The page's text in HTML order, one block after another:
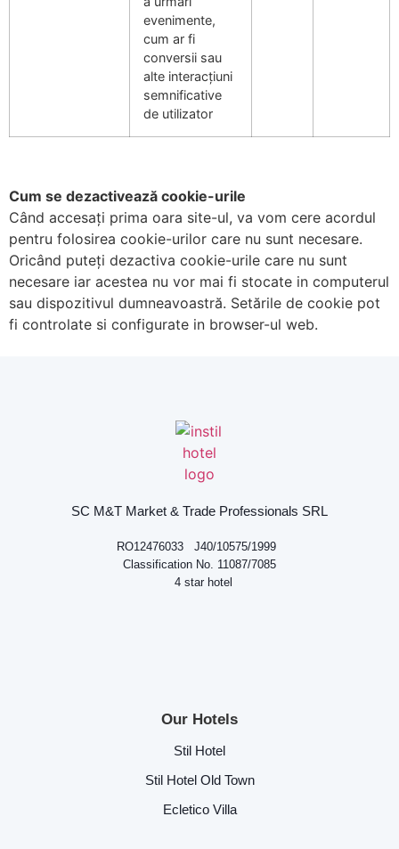
evenimente,
cum ar fi
conversii sau
alte interacțiuni
semnificative
de utilizator
Cum se dezactivează cookie-urile
Când accesați prima oara site-ul, va vom cere acordul
pentru folosirea cookie-urilor care nu sunt necesare.
Oricând puteți dezactiva cookie-urile care nu sunt
necesare iar acestea nu vor mai fi stocate in computerul
sau dispozitivul dumneavoastră. Setările de cookie pot
fi controlate si configurate in browser-ul web.
SC M&T Market & Trade Professionals SRL
RO12476033 J40/10575/1999
Classification No. 11087/7085
4 star hotel
Our Hotels
Stil Hotel
Stil Hotel Old Town
Ecletico Villa